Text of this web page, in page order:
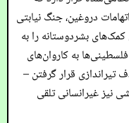
دروغین، جنگ نیابتی
بشردوستانه را به
به کاروان‌های
قرار گرفتن –
نیز غیرانسانی تلقی